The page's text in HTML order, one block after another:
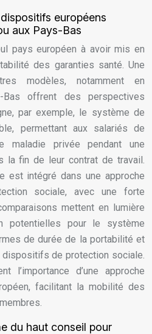
européens
aux Pays-Bas
pays européen à avoir mis en
des garanties santé. Une
modèles, notamment en
offrent des perspectives
par exemple, le système de
permettant aux salariés de
maladie privée pendant une
la fin de leur contrat de travail.
est intégré dans une approche
sociale, avec une forte
mettent en lumière
potentielles pour le système
de durée de la portabilité et
dispositifs de protection sociale.
l’importance d’une approche
facilitant la mobilité des
du haut conseil pour